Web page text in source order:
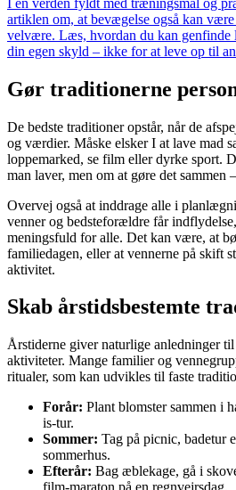
artiklen om, at bevægelse også kan
velvære. Læs, hvordan du kan
din egen skyld – ikke for at leve op til
Gør traditionerne
De bedste traditioner opstår, når de
og værdier. Måske elsker I at lave mad
loppemarked, se film eller dyrke sport.
man laver, men om at gøre det sammen
Overvej også at inddrage alle i
venner og bedsteforældre får
meningsfuld for alle. Det kan være, at
familiedagen, eller at vennerne på skift
aktivitet.
Skab årstidsbestemte
Årstiderne giver naturlige anledninger til
aktiviteter. Mange familier og
ritualer, som kan udvikles til faste
Forår: Plant blomster sammen i
is-tur.
Sommer: Tag på picnic, badetur
sommerhus.
Efterår: Bag æblekage, gå i